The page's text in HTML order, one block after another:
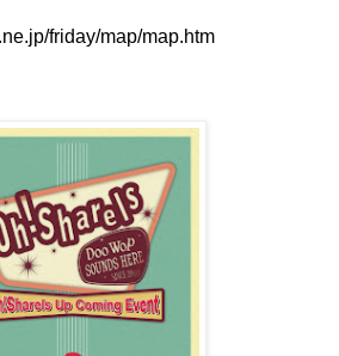
friday/map/map.htm